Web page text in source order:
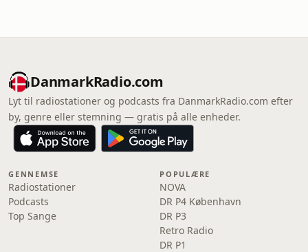
DanmarkRadio.com
Lyt til radiostationer og podcasts fra DanmarkRadio.com efter
by, genre eller stemning — gratis på alle enheder.
GENNEMSE
Radiostationer
Podcasts
Top Sange
POPULÆRE
NOVA
DR P4 København
DR P3
Retro Radio
DR P1